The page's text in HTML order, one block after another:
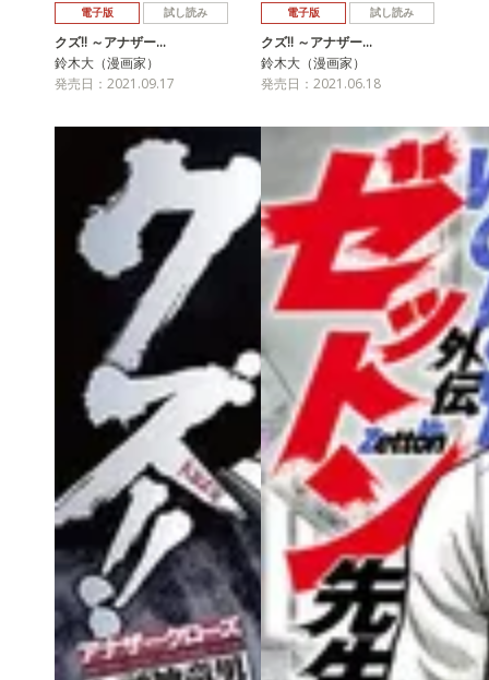
電子版 試し読み
クズ!! ～アナザー…
鈴木大（漫画家）
発売日：2021.09.17
電子版 試し読み
クズ!! ～アナザー…
鈴木大（漫画家）
発売日：2021.06.18